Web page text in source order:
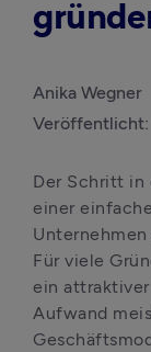
Anika Wegner
Veröffentlicht:
Der Schritt
einer
Für viele
ein
Aufwand